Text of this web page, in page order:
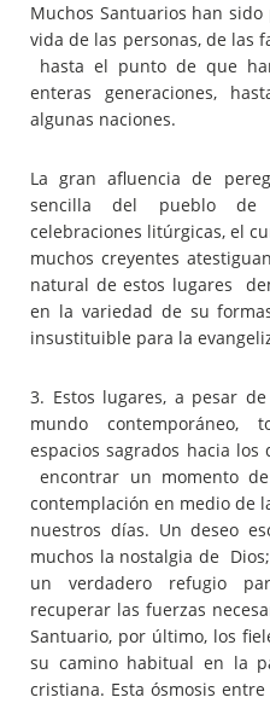
Muchos Santuarios han
vida de las personas, de las
hasta el punto de que
enteras generaciones,
algunas naciones.
La gran afluencia de
sencilla del pueblo de
celebraciones litúrgicas, el
muchos creyentes
natural de estos lugares
en la variedad de su
insustituible para la
3. Estos lugares, a pesar
mundo contemporáneo,
espacios sagrados hacia
encontrar un momento
contemplación en medio de
nuestros días. Un deseo
muchos la nostalgia de
un verdadero refugio
recuperar las fuerzas
Santuario, por último, los
su camino habitual en la
cristiana. Esta ósmosis